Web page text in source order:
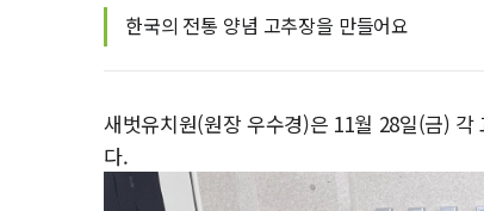
한국의 전통 양념 고추장을 만들어요
새벗유치원(원장 우수경)은 11월 28일(금)
다.